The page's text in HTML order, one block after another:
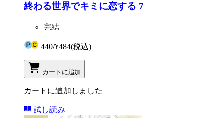
終わる世界でキミに恋する 7
完結
440/¥484(税込)
カートに追加
カートに追加しました
試し読み